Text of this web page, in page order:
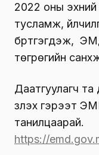
2022 оны эхний
тусламж,
бүртгэгдэж,
төгрөгийн
Даатгуулагч та
үзүүлэх гэрээт
танилцаарай.
https://